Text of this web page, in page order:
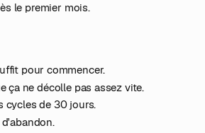
le premier mois.
pour commencer.
ça ne décolle pas assez vite.
cycles de 30 jours.